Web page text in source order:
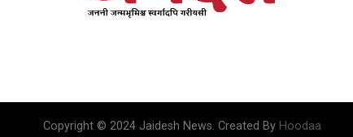
Copyright © 2024 Jaidesh News. Created By Hoodaa